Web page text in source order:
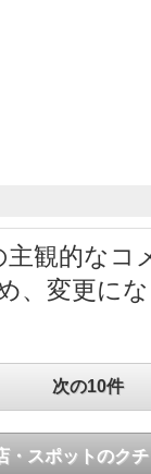
観的なコ
、変更に
次の10件
・スポットのク